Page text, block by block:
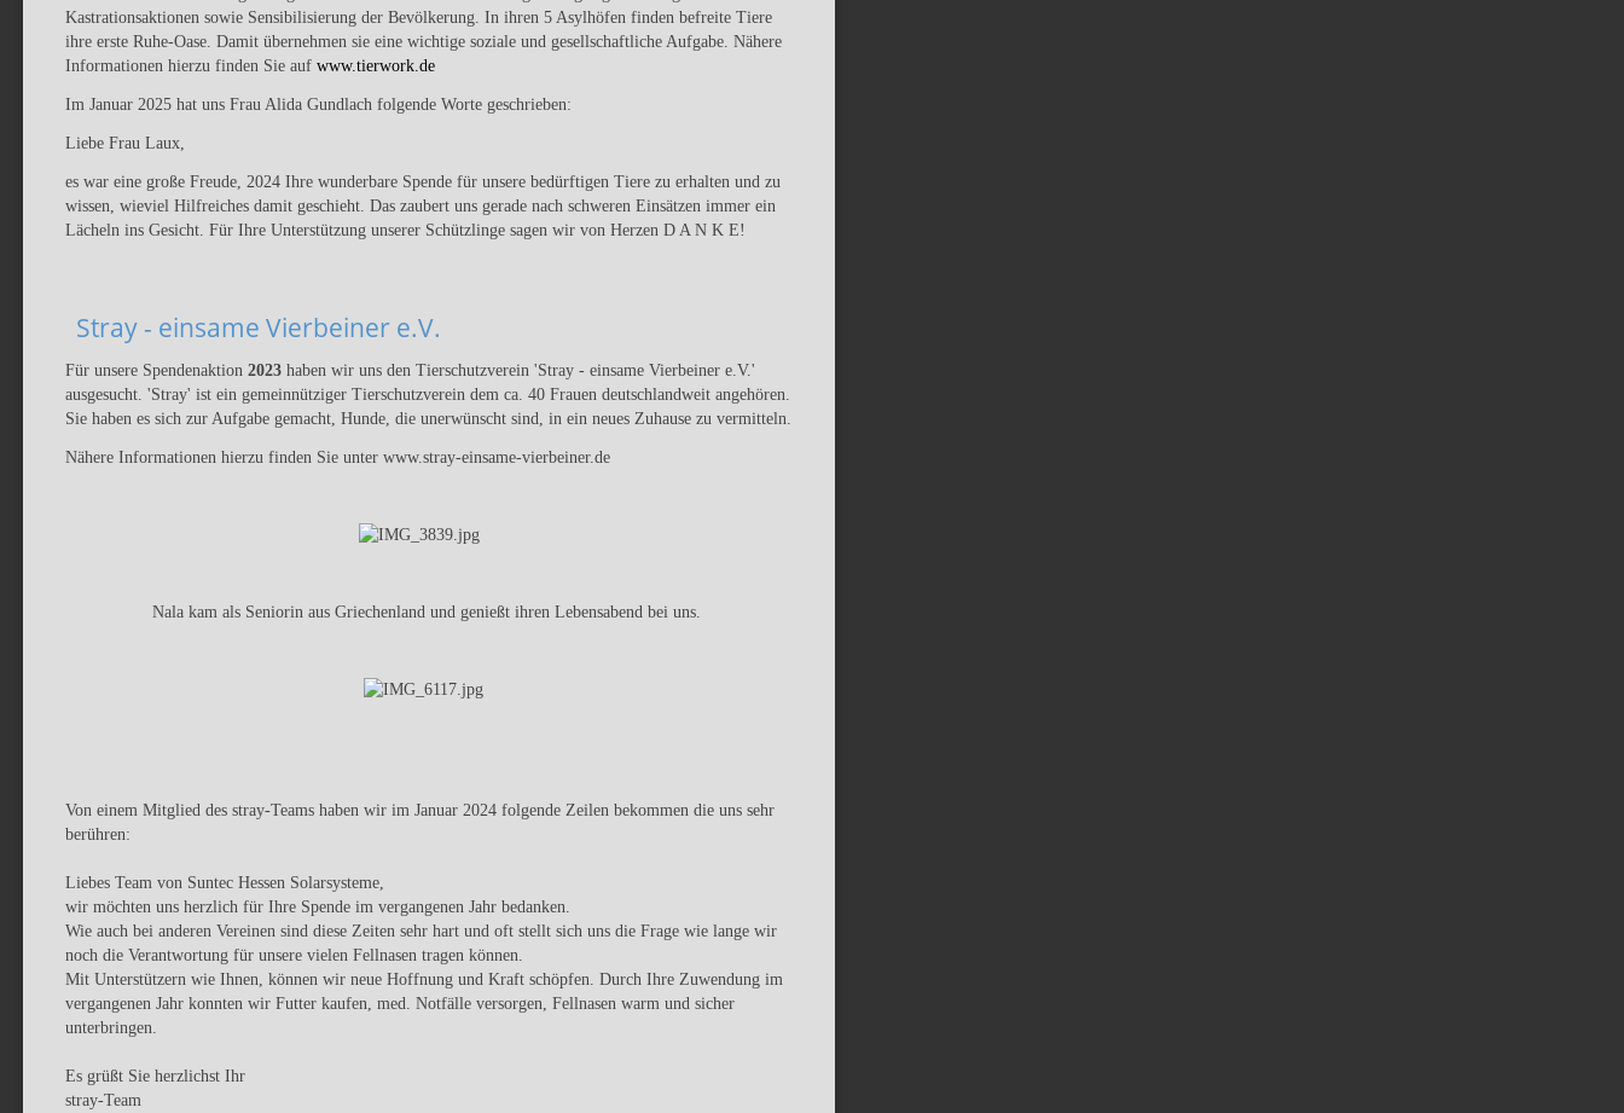
Kastrationsaktionen sowie Sensibilisierung der Bevölkerung. In ihren 5 Asylhöfen finden befreite Tiere
ihre erste Ruhe-Oase. Damit übernehmen sie eine wichtige soziale und gesellschaftliche Aufgabe. Nähere
Informationen hierzu finden Sie auf www.tierwork.de
Im Januar 2025 hat uns Frau Alida Gundlach folgende Worte geschrieben:
Liebe Frau Laux,
es war eine große Freude, 2024 Ihre wunderbare Spende für unsere bedürftigen Tiere zu erhalten und zu
wissen, wieviel Hilfreiches damit geschieht. Das zaubert uns gerade nach schweren Einsätzen immer ein
Lächeln ins Gesicht. Für Ihre Unterstützung unserer Schützlinge sagen wir von Herzen D A N K E!
Stray - einsame Vierbeiner e.V.
Für unsere Spendenaktion 2023 haben wir uns den Tierschutzverein 'Stray - einsame Vierbeiner e.V.'
ausgesucht. 'Stray' ist ein gemeinnütziger Tierschutzverein dem ca. 40 Frauen deutschlandweit angehören.
Sie haben es sich zur Aufgabe gemacht, Hunde, die unerwünscht sind, in ein neues Zuhause zu vermitteln.
Nähere Informationen hierzu finden Sie unter www.stray-einsame-vierbeiner.de
Nala kam als Seniorin aus Griechenland und genießt ihren Lebensabend bei uns.
Von einem Mitglied des stray-Teams haben wir im Januar 2024 folgende Zeilen bekommen die uns sehr
berühren:
Liebes Team von Suntec Hessen Solarsysteme,
wir möchten uns herzlich für Ihre Spende im vergangenen Jahr bedanken.
Wie auch bei anderen Vereinen sind diese Zeiten sehr hart und oft stellt sich uns die Frage wie lange wir
noch die Verantwortung für unsere vielen Fellnasen tragen können.
Mit Unterstützern wie Ihnen, können wir neue Hoffnung und Kraft schöpfen. Durch Ihre Zuwendung im
vergangenen Jahr konnten wir Futter kaufen, med. Notfälle versorgen, Fellnasen warm und sicher
unterbringen.
Es grüßt Sie herzlichst Ihr
stray-Team